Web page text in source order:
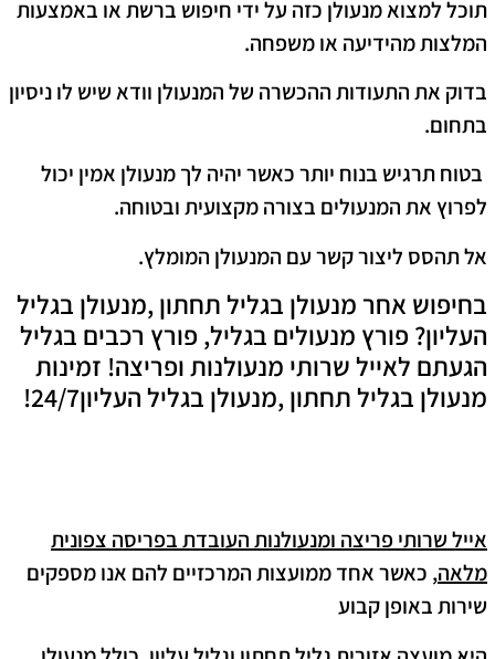
תוכל למצוא מנעולן כזה על ידי חיפוש ברשת או באמצעות
המלצות מהידיעה או משפחה.
בדוק את התעודות ההכשרה של המנעולן וודא שיש לו ניסיון
בתחום.
בטוח תרגיש בנוח יותר כאשר יהיה לך מנעולן אמין יכול
לפרוץ את המנעולים בצורה מקצועית ובטוחה.
אל תהסס ליצור קשר עם המנעולן המומלץ.
בחיפוש אחר מנעולן בגליל תחתון ,מנעולן בגליל
העליון? פורץ מנעולים בגליל, פורץ רכבים בגליל
הגעתם לאייל שרותי מנעולנות ופריצה! זמינות
מנעולן בגליל תחתון ,מנעולן בגליל העליון24/7!
אייל שרותי פריצה ומנעולנות העובדת בפריסה צפונית
מלאה, כאשר אחד ממועצות המרכזיים להם אנו מספקים
שירות באופן קבוע